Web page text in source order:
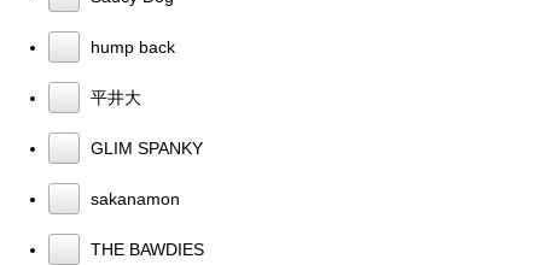
hump back
平井大
GLIM SPANKY
sakanamon
THE BAWDIES